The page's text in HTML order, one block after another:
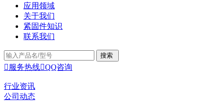
应用领域
关于我们
紧固件知识
联系我们
 服务热线QQ咨询
行业资讯
公司动态